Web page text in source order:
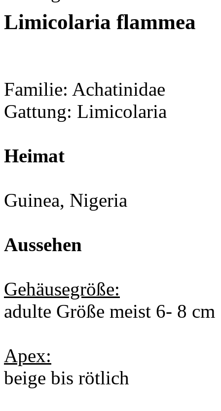
Limicolaria flammea
Familie: Achatinidae
Gattung: Limicolaria
Heimat
Guinea, Nigeria
Aussehen
Gehäusegröße:
adulte Größe meist 6- 8 cm
Apex:
beige bis rötlich